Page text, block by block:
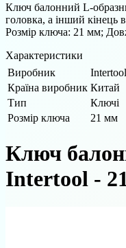
Ключ балонний L-
головка, а інший кінець
Розмір ключа: 21 мм;
Характеристики
Виробник
Intertool
Країна виробник Китай
Тип
Ключі
Розмір ключа
21 мм
Ключ
Intertool -